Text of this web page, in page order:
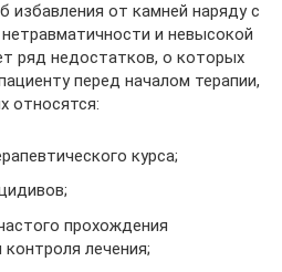
избавления от камней наряду с
и невысокой
ряд недостатков, о которых
перед началом терапии,
относятся:
курса;
прохождения
лечения;